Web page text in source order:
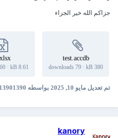
جزاكم الله خير الجزاء
test.accdb
380 kB
·
79 downloads
8.61 kB
·
60 downloads
تم تعديل مايو 10, 2025 بواسطه dd13901390
kanory